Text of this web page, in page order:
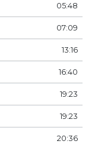
05:48
07:09
13:16
16:40
19:23
19:23
20:36